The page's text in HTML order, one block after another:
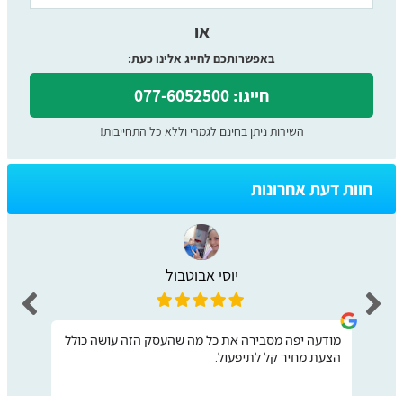
או
באפשרותכם לחייג אלינו כעת:
חייגו: 077-6052500
השירות ניתן בחינם לגמרי וללא כל התחייבות!
חוות דעת אחרונות
יוסי אבוטבול
מודעה יפה מסבירה את כל מה שהעסק הזה עושה כולל
הצעת מחיר קל לתיפעול.